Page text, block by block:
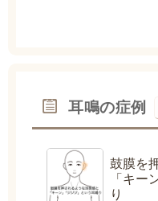
耳鳴の症例
鼓膜を
「キー
り